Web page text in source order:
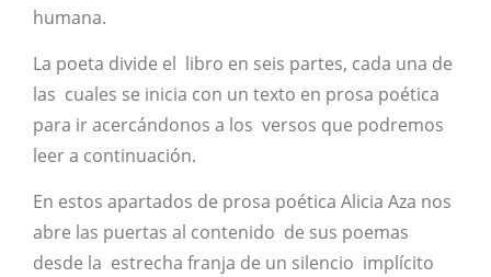
humana.
La poeta divide el libro en seis partes, cada una de
las cuales se inicia con un texto en prosa poética
para ir acercándonos a los versos que podremos
leer a continuación.
En estos apartados de prosa poética Alicia Aza nos
abre las puertas al contenido de sus poemas
desde la estrecha franja de un silencio implícito